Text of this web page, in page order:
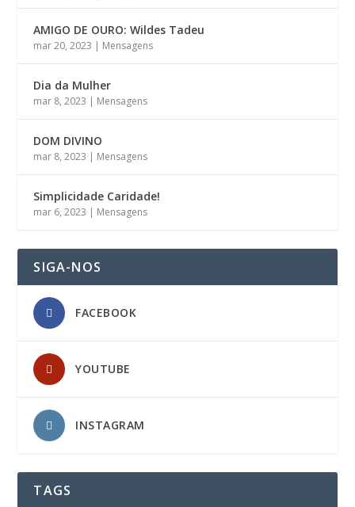
AMIGO DE OURO: Wildes Tadeu
mar 20, 2023 | Mensagens
Dia da Mulher
mar 8, 2023 | Mensagens
DOM DIVINO
mar 8, 2023 | Mensagens
Simplicidade Caridade!
mar 6, 2023 | Mensagens
SIGA-NOS
FACEBOOK
YOUTUBE
INSTAGRAM
TAGS